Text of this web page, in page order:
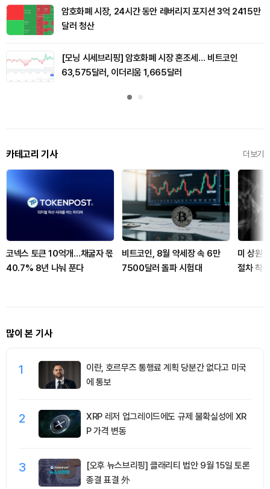
암호화폐 시장, 24시간 동안 레버리지 포지션 3억 2415만
달러 청산
[모닝 시세브리핑] 암호화폐 시장 혼조세… 비트코인
63,575달러, 이더리움 1,665달러
카테고리 기사 더보기
코넥스 토큰 10억개…채굴자 몫
40.7% 8년 나눠 푼다
비트코인, 8월 약세장 속 6만
7500달러 돌파 시험대
미 상원,
절차 착
많이 본 기사
1
이란, 호르무즈 통행료 계획 당분간 없다고 미국
에 통보
2
XRP 레저 업그레이드에도 규제 불확실성에 XR
P 가격 변동
3
[오후 뉴스브리핑] 클래리티 법안 9월 15일 토론
종결 표결 外